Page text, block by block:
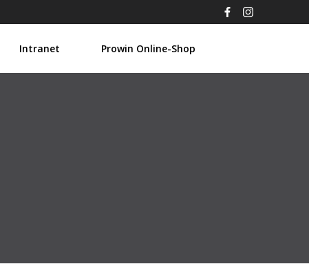
Intranet Prowin Online-Shop